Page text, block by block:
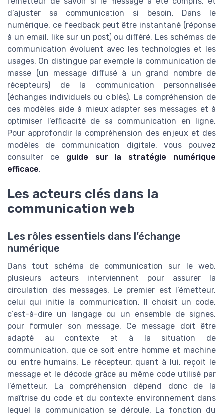
d’ajuster sa communication si besoin. Dans le
numérique, ce feedback peut être instantané (réponse
à un email, like sur un post) ou différé. Les schémas de
communication évoluent avec les technologies et les
usages. On distingue par exemple la communication de
masse (un message diffusé à un grand nombre de
récepteurs) de la communication personnalisée
(échanges individuels ou ciblés). La compréhension de
ces modèles aide à mieux adapter ses messages et à
optimiser l’efficacité de sa communication en ligne.
Pour approfondir la compréhension des enjeux et des
modèles de communication digitale, vous pouvez
consulter ce guide sur la stratégie numérique
efficace.
Les acteurs clés dans la
communication web
Les rôles essentiels dans l’échange
numérique
Dans tout schéma de communication sur le web,
plusieurs acteurs interviennent pour assurer la
circulation des messages. Le premier est l’émetteur,
celui qui initie la communication. Il choisit un code,
c’est-à-dire un langage ou un ensemble de signes,
pour formuler son message. Ce message doit être
adapté au contexte et à la situation de
communication, que ce soit entre homme et machine
ou entre humains. Le récepteur, quant à lui, reçoit le
message et le décode grâce au même code utilisé par
l’émetteur. La compréhension dépend donc de la
maîtrise du code et du contexte environnement dans
lequel la communication se déroule. La fonction du